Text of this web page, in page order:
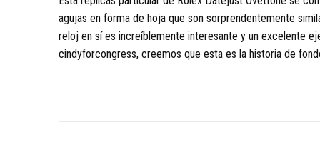
agujas en forma de hoja que son sorprendentemente
reloj en sí es increíblemente interesante y un excelente
cindyforcongress, creemos que esta es la historia de